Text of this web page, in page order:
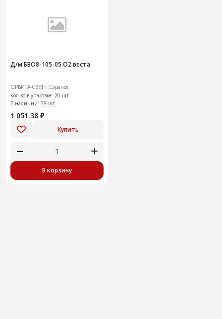
Д/м БВО8-105-05 О2 веста
ОРБИТА-СВЕТ г.Саранск
Кол-во в упаковке: 20 шт.
В наличии: 38 шт.
1 051.38 ₽
Купить
В корзину